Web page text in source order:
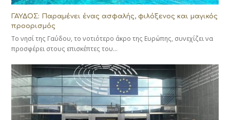
ΓΑΥΔΟΣ: Παραμένει ένας ασφαλής, φιλόξενος και μαγικός
προορισμός
Το νησί της Γαύδου, το νοτιότερο άκρο της Ευρώπης, συνεχίζει να
προσφέρει στους επισκέπτες του…